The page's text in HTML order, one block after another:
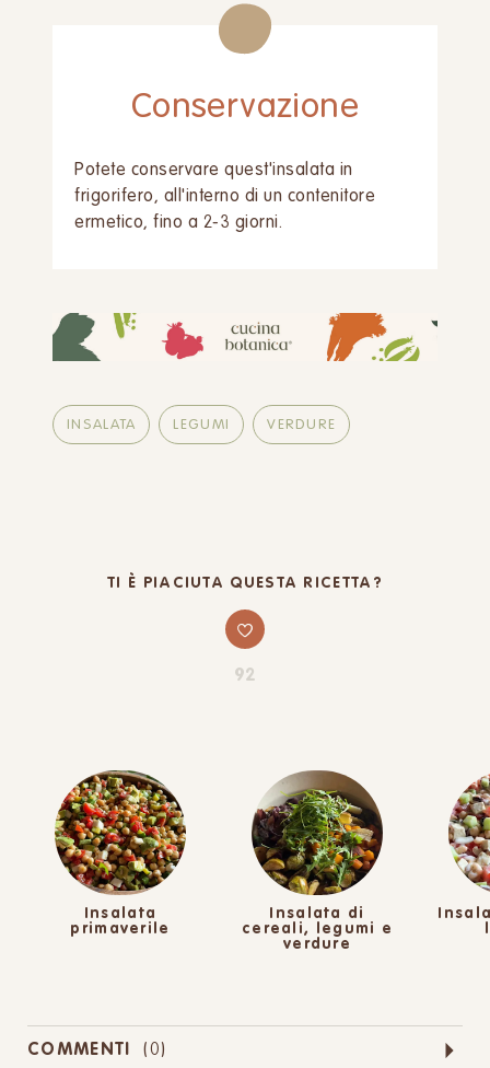
Conservazione
Potete conservare quest'insalata in
frigorifero, all'interno di un contenitore
ermetico, fino a 2-3 giorni.
INSALATA LEGUMI VERDURE
TI È PIACIUTA QUESTA RICETTA?
92
Insalata
primaverile
Insalata di
cereali, legumi e
verdure
COMMENTI (0)